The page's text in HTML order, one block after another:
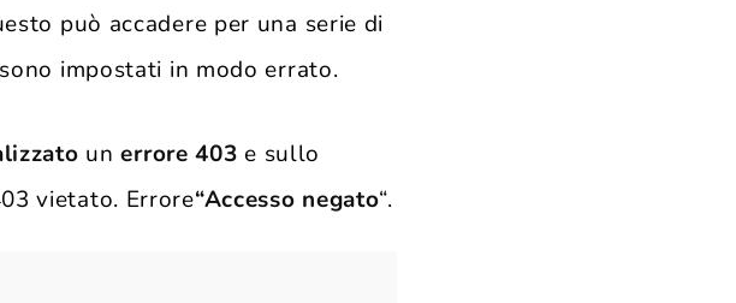
può accadere per una serie di
impostati in modo errato.
unerrore 403e sullo
vietato. Errore“Accesso negato“.